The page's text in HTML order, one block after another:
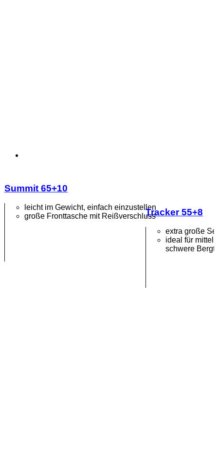
Summit 65+10
leicht im Gewicht, einfach einzustellen
große Fronttasche mit ReißverschlussTracker 55+8
extra große
ideal für
schwere